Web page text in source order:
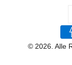
© 2026. Alle